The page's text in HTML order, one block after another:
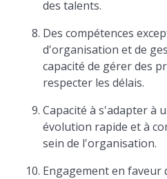
des talents.
Des compétences
d'organisation et de
capacité de gérer des
respecter les délais.
Capacité à s'adapter à
évolution rapide et à
sein de l'organisation.
Engagement en